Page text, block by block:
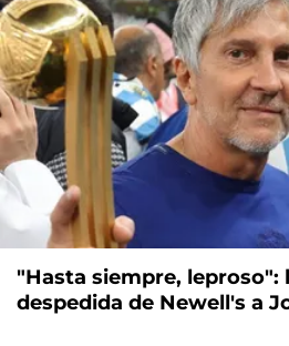
"Hasta siempre, leproso":
despedida de Newell's a